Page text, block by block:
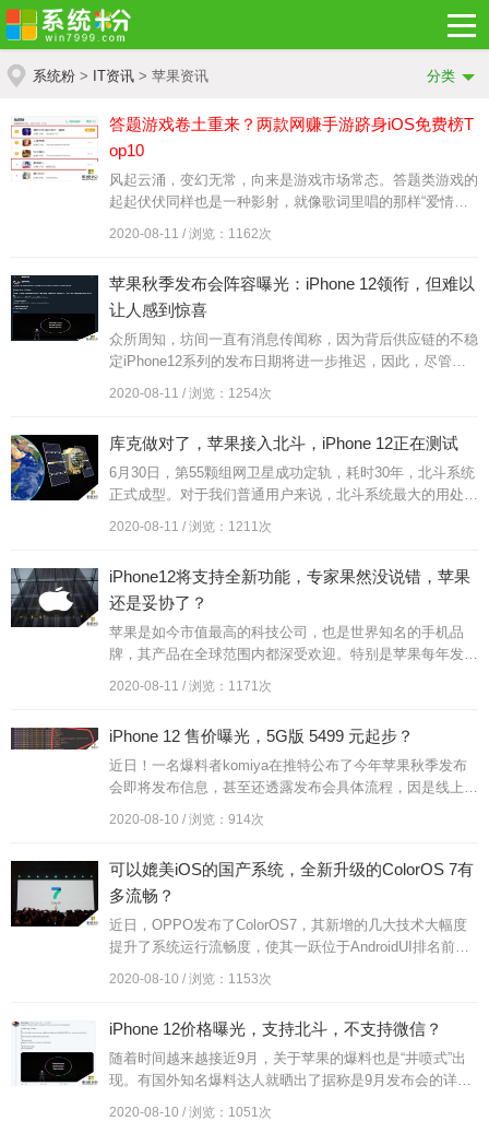
系统粉 > IT资讯 > 苹果资讯 分类
答题游戏卷土重来？两款网赚手游跻身iOS免费榜T
op10
风起云涌，变幻无常，向来是游戏市场常态。答题类游戏的
起起伏伏同样也是一种影射，就像歌词里唱的那样“爱情来
的太快，就像龙卷风”，此类游戏可谓是来的快，去得也
快，从2018年的红遍大江...
2020-08-11 / 浏览：1162次
苹果秋季发布会阵容曝光：iPhone 12领衔，但难以
让人感到惊喜
众所周知，坊间一直有消息传闻称，因为背后供应链的不稳
定iPhone12系列的发布日期将进一步推迟，因此，尽管时
间已经来到了8月份，苹果官方也尚未对外宣布任何有关九
月新品发表会的消息...
2020-08-11 / 浏览：1254次
​库克做对了，苹果接入北斗，iPhone 12正在测试
6月30日，第55颗组网卫星成功定轨，耗时30年，北斗系统
正式成型。对于我们普通用户来说，北斗系统最大的用处就
是导航了，也就是说，我们的手机会频繁使用北斗系统。目
前，市面上的智能手...
2020-08-11 / 浏览：1211次
iPhone12将支持全新功能，专家果然没说错，苹果
还是妥协了？
苹果是如今市值最高的科技公司，也是世界知名的手机品
牌，其产品在全球范围内都深受欢迎。特别是苹果每年发布
的iPhone系列手机，更是吸引了绝大部分消费者的目光，
并且一直以来都把持着手...
2020-08-11 / 浏览：1171次
iPhone 12 售价曝光，5G版 5499 元起步？
近日！一名爆料者komiya在推特公布了今年苹果秋季发布
会即将发布信息，甚至还透露发布会具体流程，因是线上直
播，在大会中部分视频都是提前做好准备，所以发布会流程
泄漏，也不奇怪，...
2020-08-10 / 浏览：914次
可以媲美iOS的国产系统，全新升级的ColorOS 7有
多流畅？
近日，OPPO发布了ColorOS7，其新增的几大技术大幅度
提升了系统运行流畅度，使其一跃位于AndroidUI排名前
列。不仅如此，甚至还有网友将ColorOS7和苹果的iO...
2020-08-10 / 浏览：1153次
iPhone 12价格曝光，支持北斗，不支持微信？
随着时间越来越接近9月，关于苹果的爆料也是“井喷式”出
现。有国外知名爆料达人就晒出了据称是9月发布会的详细
流程，跟之前WWDC2020一样，这次发布会苹果依然选择
在线上直播，而i...
2020-08-10 / 浏览：1051次